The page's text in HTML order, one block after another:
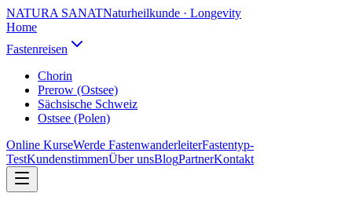
NATURA SANATNaturheilkunde · Longevity
Home
Fastenreisen
Chorin
Prerow (Ostsee)
Sächsische Schweiz
Ostsee (Polen)
Online KurseWerde FastenwanderleiterFastentyp-
TestKundenstimmenÜber unsBlogPartnerKontakt